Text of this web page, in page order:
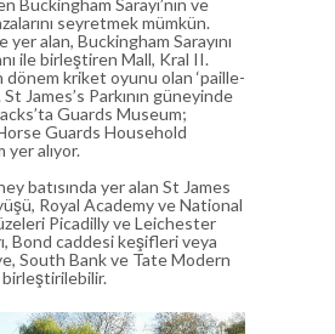
Buckingham Sarayı’nın ve
seyretmek mümkün.
yer alan, Buckingham Sarayını
ile birleştiren Mall, Kral II.
dönem kriket oyunu olan ‘paille-
St James’s Parkının güneyinde
Guards Museum;
Guards Household
yer alıyor.
batısında yer alan St James
Royal Academy ve National
Picadilly ve Leichester
Bond caddesi keşifleri veya
South Bank ve Tate Modern